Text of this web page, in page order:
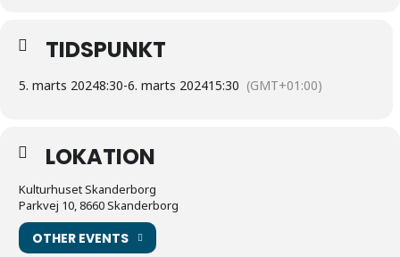
TIDSPUNKT
5. marts 20248:30-6. marts 202415:30 (GMT+01:00)
LOKATION
Kulturhuset Skanderborg
Parkvej 10, 8660 Skanderborg
OTHER EVENTS